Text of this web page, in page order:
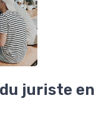
juriste en